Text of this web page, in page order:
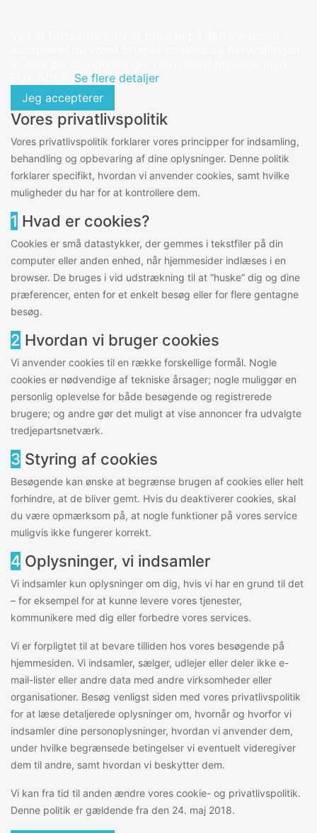
Se flere detaljer
Jeg accepterer
Vores privatlivspolitik
Vores privatlivspolitik forklarer vores principper for indsamling,
behandling og opbevaring af dine oplysninger. Denne politik
forklarer specifikt, hvordan vi anvender cookies, samt hvilke
muligheder du har for at kontrollere dem.
1 Hvad er cookies?
Cookies er små datastykker, der gemmes i tekstfiler på din
computer eller anden enhed, når hjemmesider indlæses i en
browser. De bruges i vid udstrækning til at “huske” dig og dine
præferencer, enten for et enkelt besøg eller for flere gentagne
besøg.
2 Hvordan vi bruger cookies
Vi anvender cookies til en række forskellige formål. Nogle
cookies er nødvendige af tekniske årsager; nogle muliggør en
personlig oplevelse for både besøgende og registrerede
brugere; og andre gør det muligt at vise annoncer fra udvalgte
tredjepartsnetværk.
3 Styring af cookies
Besøgende kan ønske at begrænse brugen af cookies eller helt
forhindre, at de bliver gemt. Hvis du deaktiverer cookies, skal
du være opmærksom på, at nogle funktioner på vores service
muligvis ikke fungerer korrekt.
4 Oplysninger, vi indsamler
Vi indsamler kun oplysninger om dig, hvis vi har en grund til det
– for eksempel for at kunne levere vores tjenester,
kommunikere med dig eller forbedre vores services.
Vi er forpligtet til at bevare tilliden hos vores besøgende på
hjemmesiden. Vi indsamler, sælger, udlejer eller deler ikke e-
mail-lister eller andre data med andre virksomheder eller
organisationer. Besøg venligst siden med vores privatlivspolitik
for at læse detaljerede oplysninger om, hvornår og hvorfor vi
indsamler dine personoplysninger, hvordan vi anvender dem,
under hvilke begrænsede betingelser vi eventuelt videregiver
dem til andre, samt hvordan vi beskytter dem.
Vi kan fra tid til anden ændre vores cookie- og privatlivspolitik.
Denne politik er gældende fra den 24. maj 2018.